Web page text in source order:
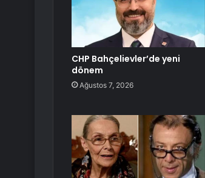
CHP Bahçelievler’de yeni
dönem
Ağustos 7, 2026